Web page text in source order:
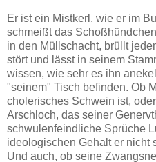
Er ist ein Mistkerl, wie er im
schmeißt das
in den Müllschacht, brüllt
stört und lässt in seinem
wissen, wie sehr es ihn
"seinem" Tisch befinden. Ob
cholerisches Schwein ist,
Arschloch, das seiner
schwulenfeindliche Sprüche
ideologischen Gehalt er nicht
Und auch, ob seine